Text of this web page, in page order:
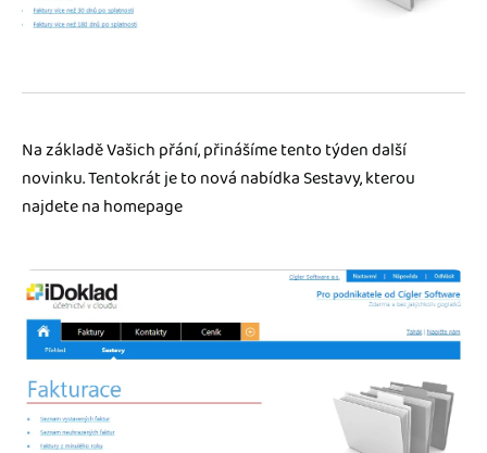
Spřátelené účetní
Jak se vyznat ve fakturaci
Fakturační poradna
Na základě Vašich přání, přinášíme tento týden další
novinku. Tentokrát je to nová nabídka Sestavy, kterou
najdete na homepage